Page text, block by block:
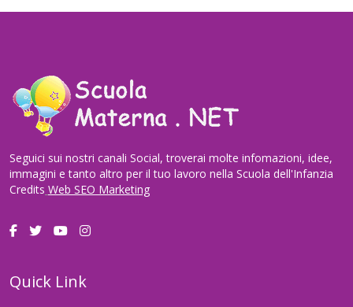
Seguici sui nostri canali Social, troverai molte infomazioni, idee,
immagini e tanto altro per il tuo lavoro nella Scuola dell'Infanzia
Credits Web SEO Marketing
Quick Link